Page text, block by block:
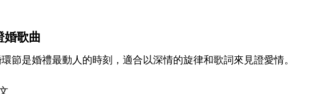
婚歌曲
節是婚禮最動人的時刻，適合以深情的旋律和歌詞來見證愛情。